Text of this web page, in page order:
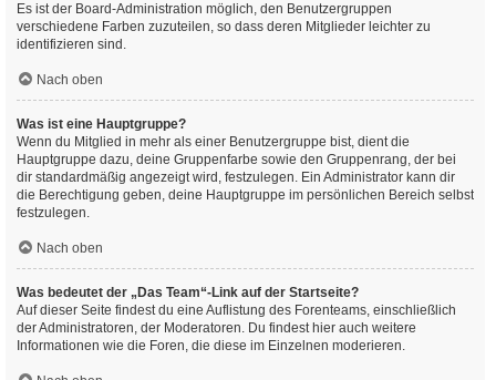
Es ist der Board-Administration möglich, den Benutzergruppen
verschiedene Farben zuzuteilen, so dass deren Mitglieder leichter zu
identifizieren sind.
Nach oben
Was ist eine Hauptgruppe?
Wenn du Mitglied in mehr als einer Benutzergruppe bist, dient die
Hauptgruppe dazu, deine Gruppenfarbe sowie den Gruppenrang, der bei
dir standardmäßig angezeigt wird, festzulegen. Ein Administrator kann dir
die Berechtigung geben, deine Hauptgruppe im persönlichen Bereich selbst
festzulegen.
Nach oben
Was bedeutet der „Das Team“-Link auf der Startseite?
Auf dieser Seite findest du eine Auflistung des Forenteams, einschließlich
der Administratoren, der Moderatoren. Du findest hier auch weitere
Informationen wie die Foren, die diese im Einzelnen moderieren.